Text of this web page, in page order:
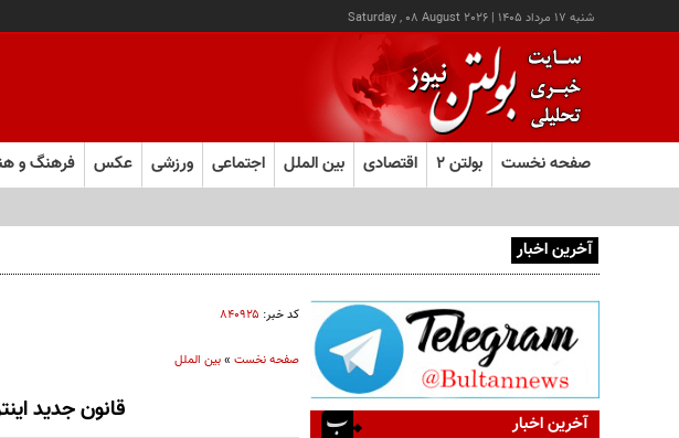
شنبه ۱۷ مرداد ۱۴۰۵ |
Saturday , 08 August 2026
صفحه نخست بولتن ۲ اقتصادی بین الملل اجتماعی ورزشی عکس فرهنگ و
آخرین اخبار
کد خبر: ۸۴۰۹۲۵
صفحه نخست»بین الملل
قانون جدید آخرین اخبار